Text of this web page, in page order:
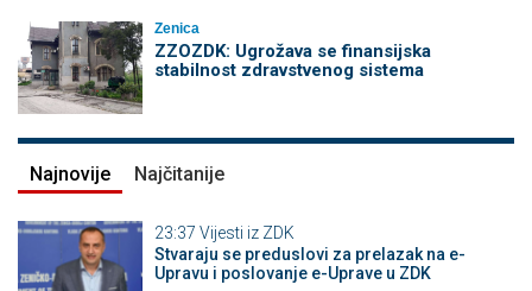
Zenica
ZZOZDK: Ugrožava se finansijska
stabilnost zdravstvenog sistema
Najnovije Najčitanije
23:37 Vijesti iz ZDK
Stvaraju se preduslovi za prelazak na e-
Upravu i poslovanje e-Uprave u ZDK